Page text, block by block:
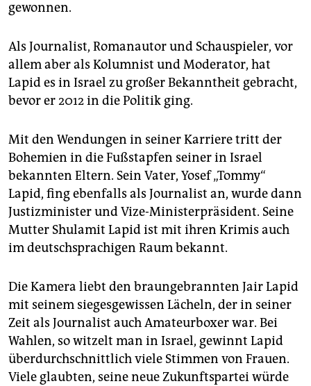
gewonnen.
Als Journalist, Romanautor und Schauspieler, vor
allem aber als Kolumnist und Moderator, hat
Lapid es in Israel zu großer Bekanntheit gebracht,
bevor er 2012 in die Politik ging.
Mit den Wendungen in seiner Karriere tritt der
Bohemien in die Fußstapfen seiner in Israel
bekannten Eltern. Sein Vater, Yosef „Tommy“
Lapid, fing ebenfalls als Journalist an, wurde dann
Justizminister und Vize-Ministerpräsident. Seine
Mutter Shulamit Lapid ist mit ihren Krimis auch
im deutschsprachigen Raum bekannt.
Die Kamera liebt den braungebrannten Jair Lapid
mit seinem siegesgewissen Lächeln, der in seiner
Zeit als Journalist auch Amateurboxer war. Bei
Wahlen, so witzelt man in Israel, gewinnt Lapid
überdurchschnittlich viele Stimmen von Frauen.
Viele glaubten, seine neue Zukunftspartei würde